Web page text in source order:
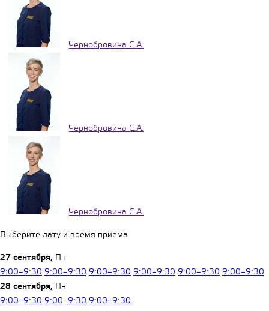
Чернобровина С.А.
Чернобровина С.А.
Чернобровина С.А.
Выберите дату и время приема
27 сентября, Пн
9:00–9:30 9:00–9:30 9:00–9:30 9:00–9:30 9:00–9:30 9:00–9:30
28 сентября, Пн
9:00–9:30 9:00–9:30 9:00–9:30